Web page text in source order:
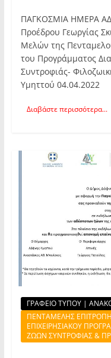
ΠΑΓΚΟΣΜΙΑ ΗΜΕΡΑ
Προέδρου Γεωργίας
Μελών της
του Προγράμματος
Συντροφιάς-
Υμηττού 04.04.2022
Διαβάστε περισσότερα...
ΓΡΑΦΕΙΟ ΤΥΠΟΥ |
ΠΕΝΤΑΜΕΛΗΣ
ΕΠΙΧΕΙΡΗΣΙΑΚΟΥ
ΖΩΩΝ ΣΥΝΤΡΟΦΙΑΣ &